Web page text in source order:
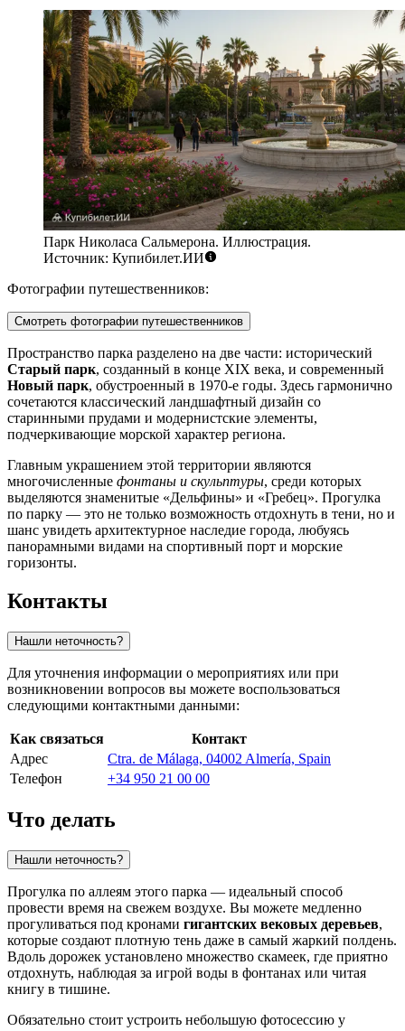
Парк Николаса Сальмерона. Иллюстрация.
Источник: Купибилет.ИИ
Фотографии путешественников:
Смотреть фотографии путешественников
Пространство парка разделено на две части: исторический
Старый парк, созданный в конце XIX века, и современный
Новый парк, обустроенный в 1970-е годы. Здесь гармонично
сочетаются классический ландшафтный дизайн со
старинными прудами и модернистские элементы,
подчеркивающие морской характер региона.
Главным украшением этой территории являются
многочисленные фонтаны и скульптуры, среди которых
выделяются знаменитые «Дельфины» и «Гребец». Прогулка
по парку — это не только возможность отдохнуть в тени, но и
шанс увидеть архитектурное наследие города, любуясь
панорамными видами на спортивный порт и морские
горизонты.
Контакты
Нашли неточность?
Для уточнения информации о мероприятиях или при
возникновении вопросов вы можете воспользоваться
следующими контактными данными:
Как связаться
Контакт
Адрес
Ctra. de Málaga, 04002 Almería, Spain
Телефон
+34 950 21 00 00
Что делать
Нашли неточность?
Прогулка по аллеям этого парка — идеальный способ
провести время на свежем воздухе. Вы можете медленно
прогуливаться под кронами гигантских вековых деревьев,
которые создают плотную тень даже в самый жаркий полдень.
Вдоль дорожек установлено множество скамеек, где приятно
отдохнуть, наблюдая за игрой воды в фонтанах или читая
книгу в тишине.
Обязательно стоит устроить небольшую фотосессию у